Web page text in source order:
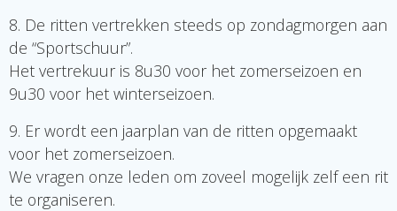
8. De ritten vertrekken steeds op zondagmorgen aan
de “Sportschuur”.
Het vertrekuur is 8u30 voor het zomerseizoen en
9u30 voor het winterseizoen.
9. Er wordt een jaarplan van de ritten opgemaakt
voor het zomerseizoen.
We vragen onze leden om zoveel mogelijk zelf een rit
te organiseren.